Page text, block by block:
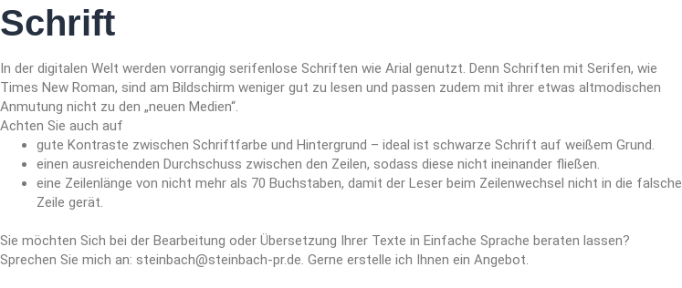
Schrift
In der digitalen Welt werden vorrangig serifenlose Schriften wie Arial genutzt. Denn Schriften mit Serifen, wie
Times New Roman, sind am Bildschirm weniger gut zu lesen und passen zudem mit ihrer etwas altmodischen
Anmutung nicht zu den „neuen Medien“.
Achten Sie auch auf
gute Kontraste zwischen Schriftfarbe und Hintergrund – ideal ist schwarze Schrift auf weißem Grund.
einen ausreichenden Durchschuss zwischen den Zeilen, sodass diese nicht ineinander fließen.
eine Zeilenlänge von nicht mehr als 70 Buchstaben, damit der Leser beim Zeilenwechsel nicht in die falsche
Zeile gerät.
Sie möchten Sich bei der Bearbeitung oder Übersetzung Ihrer Texte in Einfache Sprache beraten lassen?
Sprechen Sie mich an: steinbach@steinbach-pr.de. Gerne erstelle ich Ihnen ein Angebot.